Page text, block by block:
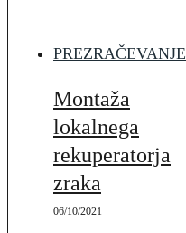
PREZRAČEVANJE
Montaža
lokalnega
rekuperatorja
zraka
06/10/2021